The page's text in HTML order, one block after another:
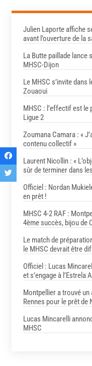
Julien Laporte affiche
avant l’ouverture de la
La Butte paillade lance
MHSC-Dijon
Le MHSC s’invite dans
Zouaoui
MHSC : l’effectif est le
Ligue 2
Zoumana Camara : «
contenu collectif »
Laurent Nicollin : «
sûr de terminer dans
Officiel : Nordan
en prêt !
MHSC 4-2 RAF :
4ème succès, bijou de
Le match de
le MHSC devrait être
Officiel : Lucas
et s’engage à l’Estrela
Montpellier a trouvé
Rennes pour le prêt de
Lucas Mincarelli
MHSC